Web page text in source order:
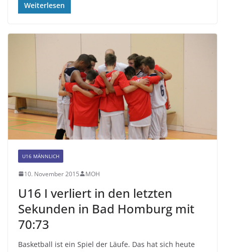
Weiterlesen
U16 MÄNNLICH
10. November 2015 MOH
U16 I verliert in den letzten
Sekunden in Bad Homburg mit
70:73
Basketball ist ein Spiel der Läufe. Das hat sich heute